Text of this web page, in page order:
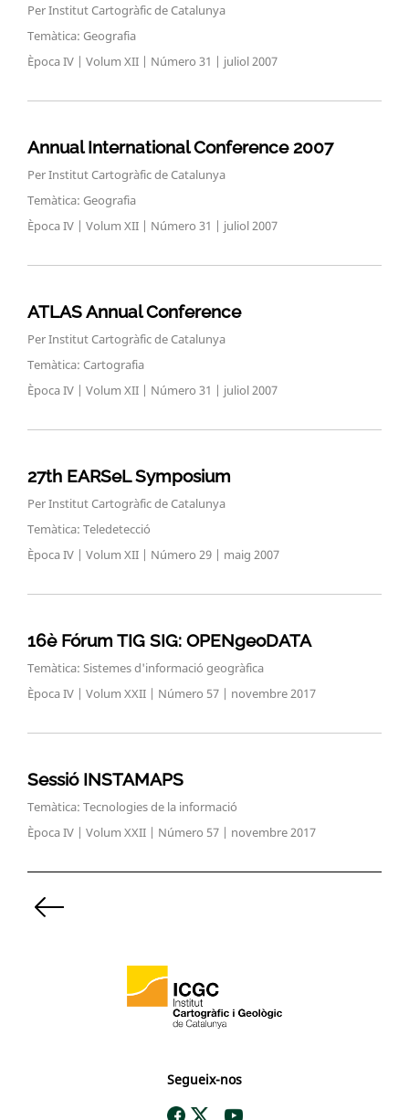
Per Institut Cartogràfic de Catalunya
Temàtica: Geografia
Època IV | Volum XII | Número 31 | juliol 2007
Annual International Conference 2007
Per Institut Cartogràfic de Catalunya
Temàtica: Geografia
Època IV | Volum XII | Número 31 | juliol 2007
ATLAS Annual Conference
Per Institut Cartogràfic de Catalunya
Temàtica: Cartografia
Època IV | Volum XII | Número 31 | juliol 2007
27th EARSeL Symposium
Per Institut Cartogràfic de Catalunya
Temàtica: Teledetecció
Època IV | Volum XII | Número 29 | maig 2007
16è Fórum TIG SIG: OPENgeoDATA
Temàtica: Sistemes d'informació geogràfica
Època IV | Volum XXII | Número 57 | novembre 2017
Sessió INSTAMAPS
Temàtica: Tecnologies de la informació
Època IV | Volum XXII | Número 57 | novembre 2017
de
Segueix-nos